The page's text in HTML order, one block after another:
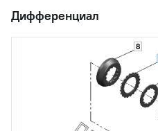
Дифференциал
8